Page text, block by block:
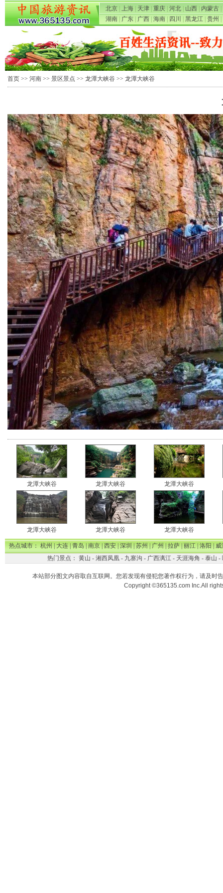
北京 上海 天津 重庆 河北 山西 内蒙古
湖南
广东 广西 海南 四川 黑龙江 贵州
首页 >> 河南 >> 景区景点 >> 龙潭大峡谷 >> 龙潭大峡谷
龙潭大峡谷 龙潭大峡谷 龙潭大峡谷
龙潭大峡谷 龙潭大峡谷 龙潭大峡谷
热点城市：杭州|大连|青岛|南京|西安|深圳|苏州|广州|拉萨|丽江|洛阳|威
热门景点： 黄山 - 湘西凤凰- 九寨沟 - 广西漓江- 天涯海角 - 泰山 -
本站部分图文内容取自互联网。您若发现有侵犯您著作权行为，请及时
Copyright ©365135.com Inc.All